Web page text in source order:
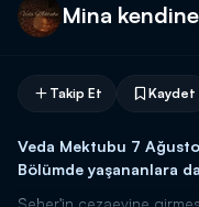
Mina
Takip Et Kaydet
Veda Mektubu 7
Bölümde yaşananlara
Seher'in cezaevine